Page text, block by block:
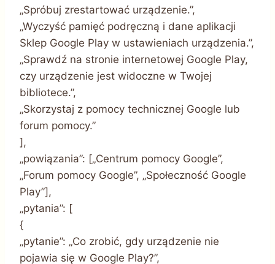
„Spróbuj zrestartować urządzenie.”,
„Wyczyść pamięć podręczną i dane aplikacji
Sklep Google Play w ustawieniach urządzenia.”,
„Sprawdź na stronie internetowej Google Play,
czy urządzenie jest widoczne w Twojej
bibliotece.”,
„Skorzystaj z pomocy technicznej Google lub
forum pomocy.”
],
„powiązania”: [„Centrum pomocy Google”,
„Forum pomocy Google”, „Społeczność Google
Play”],
„pytania”: [
{
„pytanie”: „Co zrobić, gdy urządzenie nie
pojawia się w Google Play?”,